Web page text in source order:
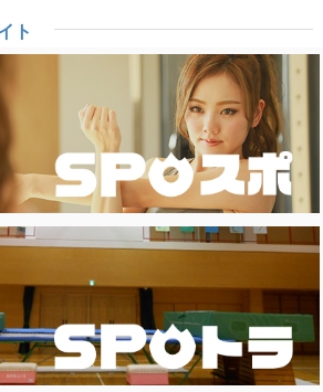
ト